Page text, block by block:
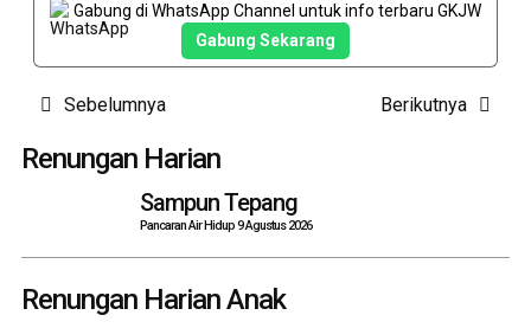
Gabung di WhatsApp Channel untuk info terbaru GKJW
Gabung Sekarang
Post
navigation
Sebelumnya Berikutnya
Renungan Harian
Sampun Tepang
Pancaran Air Hidup 9 Agustus 2026
Renungan Harian Anak